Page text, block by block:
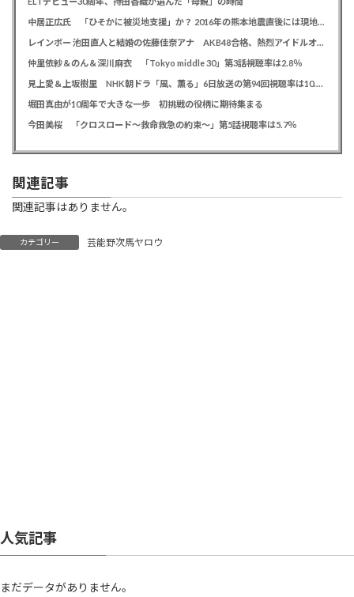
中居正広氏 「ひそかに被災地支援」か？ 2016年の熊本地震直後には現地で炊き出し 親友・松本人志の闘病に心を痛め、頻繁に連絡も
レインボー 池田直人と結婚の佐藤佳奈アナ AKB48合格、熱烈アイドルオタク「さかなちゃん」として人気に、7月末に読売テレビ退社
仲里依紗＆のん＆深川麻衣 「Tokyo middle 30」第3話視聴率は2.8％
見上愛＆上坂樹里 NHK朝ドラ「風、薫る」6日放送の第94回視聴率は10.4％
堀田真由が10周年で大きな一歩 初挑戦の役柄に期待集まる
今田美桜 「クロスロード～救命救急の約束～」第5話視聴率は5.7％
関連記事
関連記事はありません。
カテゴリー 芸能野次馬ヤロウ
人気記事
まだデータがありません。